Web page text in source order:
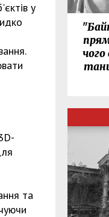
у
та